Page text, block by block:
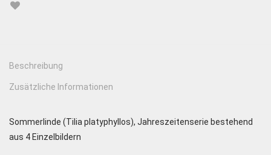
Beschreibung
Zusätzliche Informationen
Sommerlinde (Tilia platyphyllos), Jahreszeitenserie bestehend
aus 4 Einzelbildern